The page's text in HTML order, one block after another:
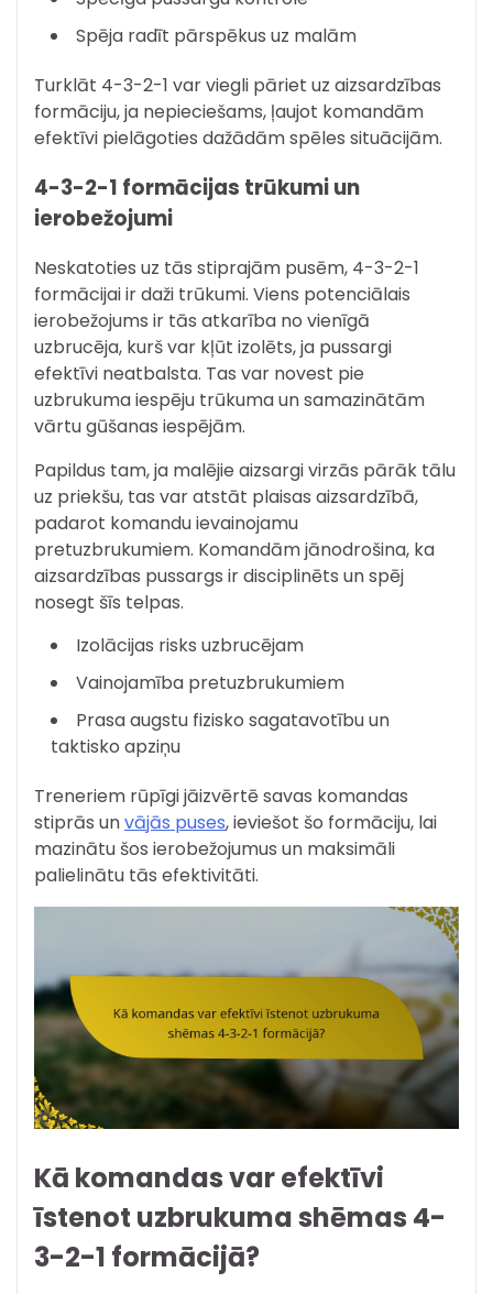
Spēja radīt pārspēkus uz malām
Turklāt 4-3-2-1 var viegli pāriet uz aizsardzības
formāciju, ja nepieciešams, ļaujot komandām
efektīvi pielāgoties dažādām spēles situācijām.
4-3-2-1 formācijas trūkumi un
ierobežojumi
Neskatoties uz tās stiprajām pusēm, 4-3-2-1
formācijai ir daži trūkumi. Viens potenciālais
ierobežojums ir tās atkarība no vienīgā
uzbrucēja, kurš var kļūt izolēts, ja pussargi
efektīvi neatbalsta. Tas var novest pie
uzbrukuma iespēju trūkuma un samazinātām
vārtu gūšanas iespējām.
Papildus tam, ja malējie aizsargi virzās pārāk tālu
uz priekšu, tas var atstāt plaisas aizsardzībā,
padarot komandu ievainojamu
pretuzbrukumiem. Komandām jānodrošina, ka
aizsardzības pussargs ir disciplinēts un spēj
nosegt šīs telpas.
Izolācijas risks uzbrucējam
Vainojamība pretuzbrukumiem
Prasa augstu fizisko sagatavotību un
taktisko apziņu
Treneriem rūpīgi jāizvērtē savas komandas
stiprās unvājās puses, ieviešot šo formāciju, lai
mazinātu šos ierobežojumus un maksimāli
palielinātu tās efektivitāti.
Kā komandas var efektīvi
īstenot uzbrukuma shēmas 4-
3-2-1 formācijā?